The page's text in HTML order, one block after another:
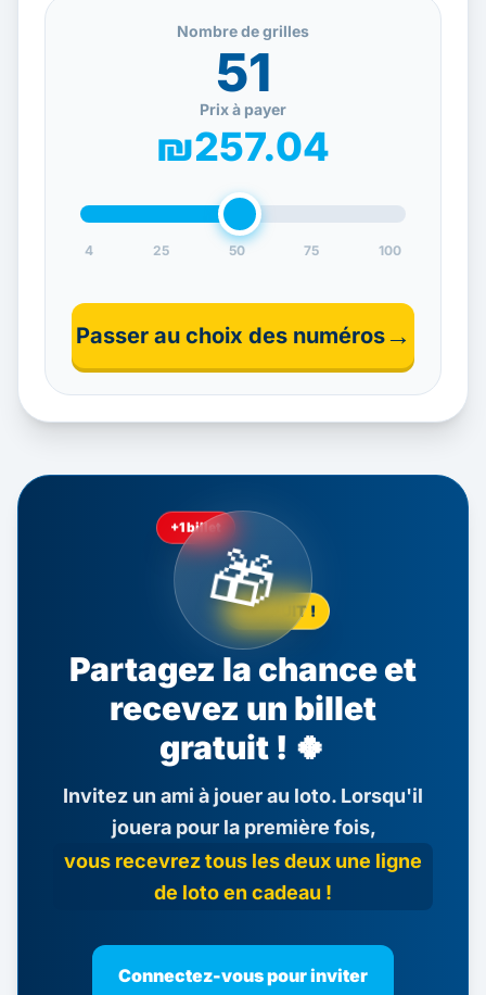
Nombre de grilles
51
Prix à payer
₪257.04
4 25 50 75 100
Passer au choix des numéros→
🎁
+1 billet
GRATUIT !
Partagez la chance et
recevez un billet
gratuit ! 🍀
Invitez un ami à jouer au loto. Lorsqu'il
jouera pour la première fois,
vous recevrez tous les deux une ligne
de loto en cadeau !
Connectez-vous pour inviter